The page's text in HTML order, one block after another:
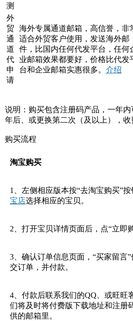
测
外
贸
通
道
代
申
请
海外专属通道邮箱，高信誉，非
适合外贸客户使用，发送海外邮
件，比国内任何代发平台，任何
业邮箱效果都要好，价格比代发
台和企业邮箱实惠很多。 介绍
说明：购买包含注册码产品，一年
年后、或更换第二次（及以上），收
购买流程
淘宝购买
1、左侧相应版本按“去淘宝购买”
宝店选择相应的宝贝。
2、打开宝贝详情页面后，点“立即购
3、确认订单信息页面，“买家留言
交订单，并付款。
4、付款后联系我们的QQ、或旺旺
们将及时将付费版下载地址和注册
供的邮箱里。